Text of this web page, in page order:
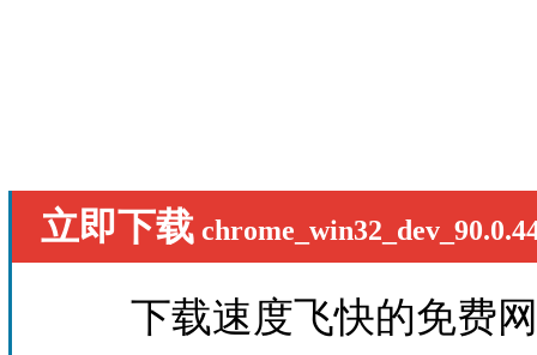
立即下载
下载速度飞快的免费